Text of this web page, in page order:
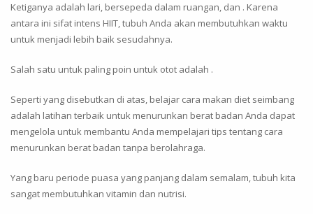
Ketiganya adalah lari, bersepeda dalam ruangan, dan . Karena
antara ini sifat intens HIIT, tubuh Anda akan membutuhkan waktu
untuk menjadi lebih baik sesudahnya.
Salah satu untuk paling poin untuk otot adalah .
Seperti yang disebutkan di atas, belajar cara makan diet seimbang
adalah latihan terbaik untuk menurunkan berat badan Anda dapat
mengelola untuk membantu Anda mempelajari tips tentang cara
menurunkan berat badan tanpa berolahraga.
Yang baru periode puasa yang panjang dalam semalam, tubuh kita
sangat membutuhkan vitamin dan nutrisi.